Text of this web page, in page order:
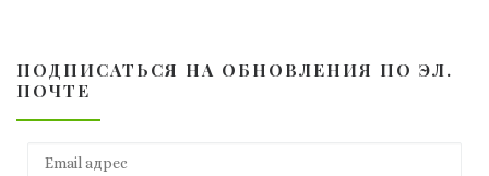
ПОДПИСАТЬСЯ НА ОБНОВЛЕНИЯ ПО ЭЛ.
ПОЧТЕ